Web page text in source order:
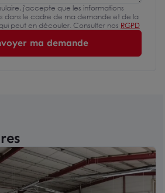
j'accepte que les informations
dans le cadre de ma demande et de la
peut en découler. Consulter nos RGPD
ma demande